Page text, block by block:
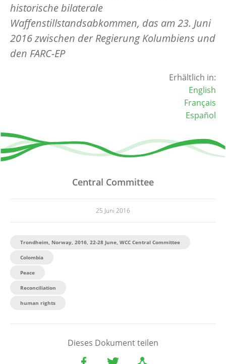
historische bilaterale
Waffenstillstandsabkommen, das am 23. Juni
2016 zwischen der Regierung Kolumbiens und
den FARC-EP
Erhältlich in:
English
Français
Español
Central Committee
25 Juni 2016
Trondheim, Norway, 2016, 22-28 June, WCC Central Committee
Colombia
Peace
Reconciliation
human rights
Dieses Dokument teilen